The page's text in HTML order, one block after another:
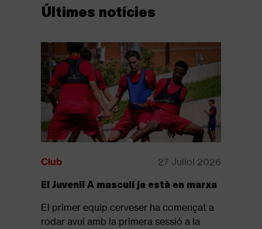
Últimes notícies
Club 27 Juliol 2026
El Juvenil A masculí ja està en marxa
El primer equip cerveser ha començat a
rodar avui amb la primera sessió a la